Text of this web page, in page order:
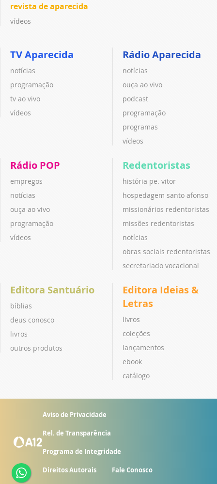
revista de aparecida
vídeos
TV Aparecida
notícias
programação
tv ao vivo
vídeos
Rádio Aparecida
notícias
ouça ao vivo
podcast
programação
programas
vídeos
Rádio POP
empregos
notícias
ouça ao vivo
programação
vídeos
Redentoristas
história pe. vitor
hospedagem santo afonso
missionários redentoristas
missões redentoristas
notícias
obras sociais redentoristas
secretariado vocacional
Editora Santuário
bíblias
deus conosco
livros
outros produtos
Editora Ideias &
Letras
livros
coleções
lançamentos
ebook
catálogo
Aviso de Privacidade
Rel. de Transparência
Programa de Integridade
Direitos Autorais Fale Conosco